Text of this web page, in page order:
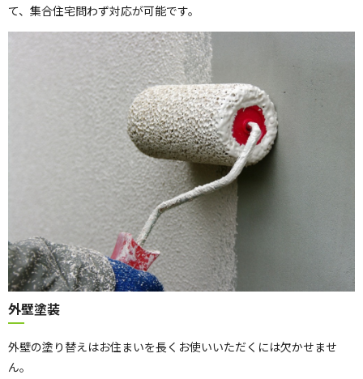
て、集合住宅問わず対応が可能です。
外壁塗装
外壁の塗り替えはお住まいを長くお使いいただくには欠かせませ
ん。